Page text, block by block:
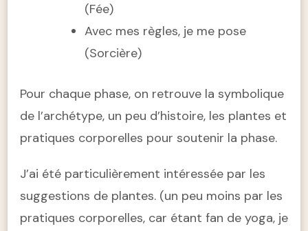
(Fée)
Avec mes règles, je me pose
(Sorcière)
Pour chaque phase, on retrouve la symbolique
de l’archétype, un peu d’histoire, les plantes et
pratiques corporelles pour soutenir la phase.
J’ai été particulièrement intéressée par les
suggestions de plantes. (un peu moins par les
pratiques corporelles, car étant fan de yoga, je